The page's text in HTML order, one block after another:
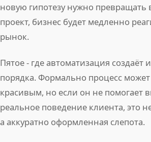
новую гипотезу нужно превращать
проект, бизнес будет медленно
рынок.
Пятое - где автоматизация
порядка. Формально процесс
красивым, но если он не помогает
реальное поведение клиента, это
а аккуратно оформленная слепота.